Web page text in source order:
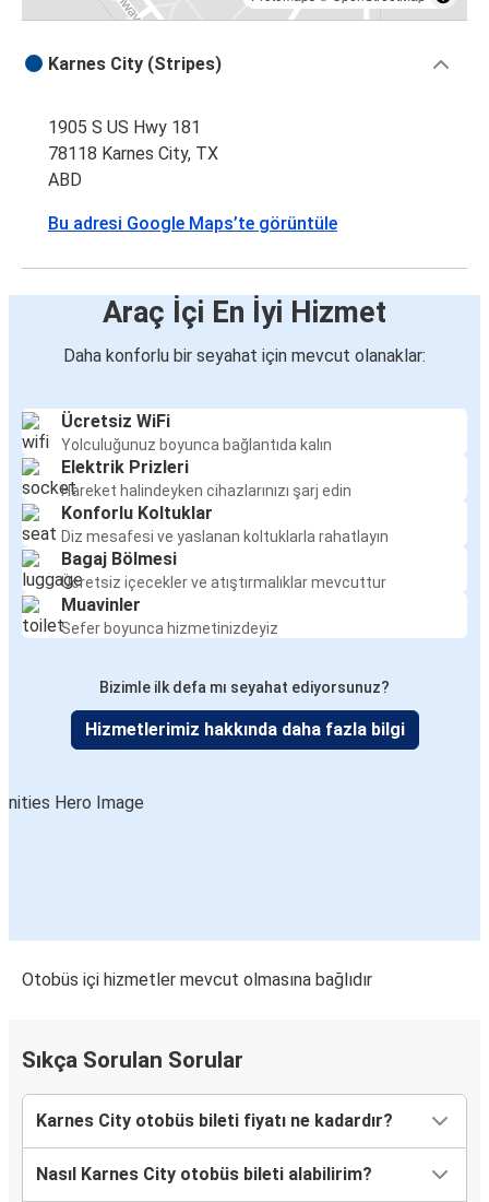
Karnes City (Stripes)
1905 S US Hwy 181
78118 Karnes City, TX
ABD
Bu adresi Google Maps’te görüntüle
Araç İçi En İyi Hizmet
Daha konforlu bir seyahat için mevcut olanaklar:
Ücretsiz WiFi
Yolculuğunuz boyunca bağlantıda kalın
Elektrik Prizleri
Hareket halindeyken cihazlarınızı şarj edin
Konforlu Koltuklar
Diz mesafesi ve yaslanan koltuklarla rahatlayın
Bagaj Bölmesi
Ücretsiz içecekler ve atıştırmalıklar mevcuttur
Muavinler
Sefer boyunca hizmetinizdeyiz
Bizimle ilk defa mı seyahat ediyorsunuz?
Hizmetlerimiz hakkında daha fazla bilgi
Otobüs içi hizmetler mevcut olmasına bağlıdır
Sıkça Sorulan Sorular
Karnes City otobüs bileti fiyatı ne kadardır?
Nasıl Karnes City otobüs bileti alabilirim?